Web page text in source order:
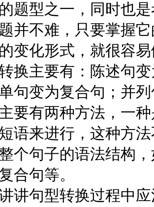
题型之一，同时也
并不难，只要掌握
变化形式，就很容
主要有：陈述句变
句变为复合句；并
要有两种方法，一
语来进行，这种方
个句子的语法结构
合句等。
句型转换过程中应